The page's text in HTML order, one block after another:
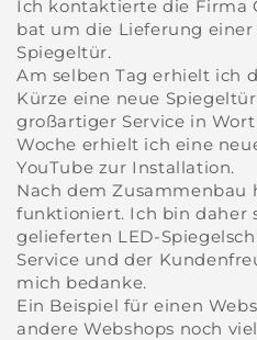
Ich kontaktierte die Firma
bat um die Lieferung
Spiegeltür.
Am selben Tag erhielt ich
Kürze eine neue
großartiger Service in
Woche erhielt ich eine
YouTube zur Installation.
Nach dem Zusammenbau
funktioniert. Ich bin daher
gelieferten LED-
Service und der
mich bedanke.
Ein Beispiel für einen
andere Webshops noch